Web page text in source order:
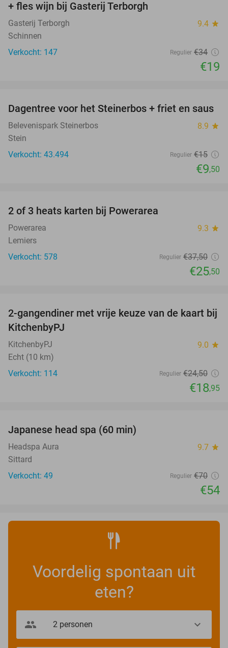
+ fles wijn bij Gasterij Terborgh
Gasterij Terborgh 9.4 star
Schinnen
Verkocht: 147
Regulier €34
€19
37%
Dagentree voor het Steinerbos + friet en saus
Belevenispark Steinerbos 8.9 star
Stein
Verkocht: 43.494
Regulier €15
€9,50
2 of 3 heats karten bij Powerarea
Powerarea 9.3 star
Lemiers
Verkocht: 578
Regulier €37,50
€25,50
23%
2-gangendiner met vrije keuze van de kaart bij
KitchenbyPJ
KitchenbyPJ 9.0 star
Echt (10 km)
Verkocht: 114
Regulier €24,50
€18,95
Japanese head spa (60 min)
Headspa Aura 9.7 star
Sittard
Verkocht: 49
Regulier €70
€54
Voordelig spontaan uit
eten?